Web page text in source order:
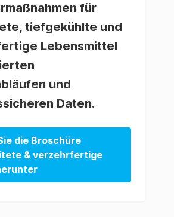
für
tiefgekühlte und
Lebensmittel
und
Daten.
die Broschüre
& verzehrfertige